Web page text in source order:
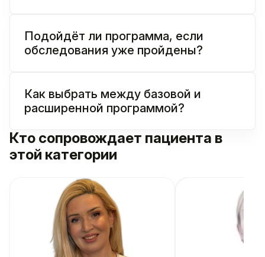
Подойдёт ли программа, если
обследования уже пройдены?
Как выбрать между базовой и
расширенной программой?
Кто сопровождает пациента в
этой категории